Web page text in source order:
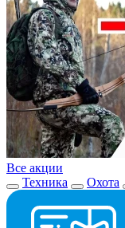
Все акции
Техника
Охота